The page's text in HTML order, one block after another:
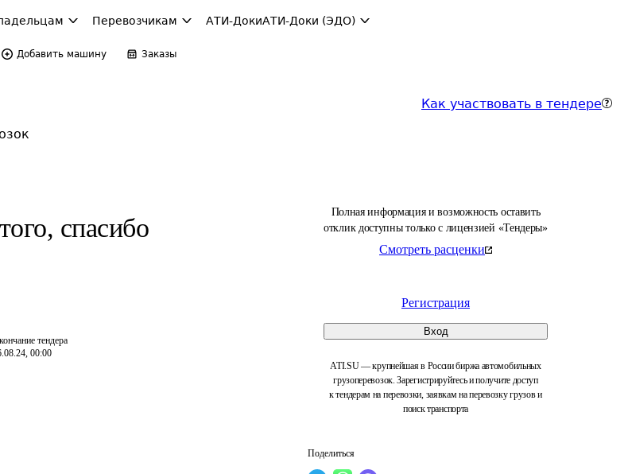
Перевозчикам АТИ-ДокиАТИ-Доки (ЭДО)
Добавить машину Заказы
Как участвовать в тендере
спасибо
тендера
00:00
Полная информация и возможность оставить
отклик доступны только с лицензией «Тендеры»
Смотреть расценки
Регистрация
Вход
ATI.SU — крупнейшая в России биржа автомобильных
грузоперевозок. Зарегистрируйтесь и получите доступ
к тендерам на перевозки, заявкам на перевозку грузов и
поиск транспорта
Поделиться